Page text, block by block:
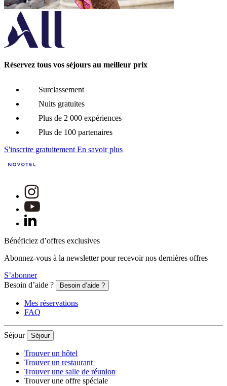
Réservez tous vos séjours au meilleur prix
Surclassement
Nuits gratuites
Plus de 2 000 expériences
Plus de 100 partenaires
S'inscrire gratuitement En savoir plus
Bénéficiez d’offres exclusives
Abonnez-vous à la newsletter pour recevoir nos dernières offres
S’abonner
Besoin d’aide ?
Besoin d’aide ?
Mes réservations
FAQ
Séjour Séjour
Trouver un hôtel
Trouver un restaurant
Trouver une salle de réunion
Trouver une offre spéciale